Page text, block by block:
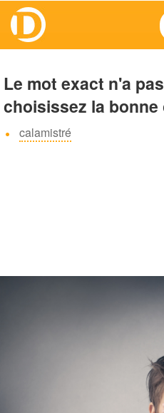
Le mot exact n'a
choisissez la
calamistré